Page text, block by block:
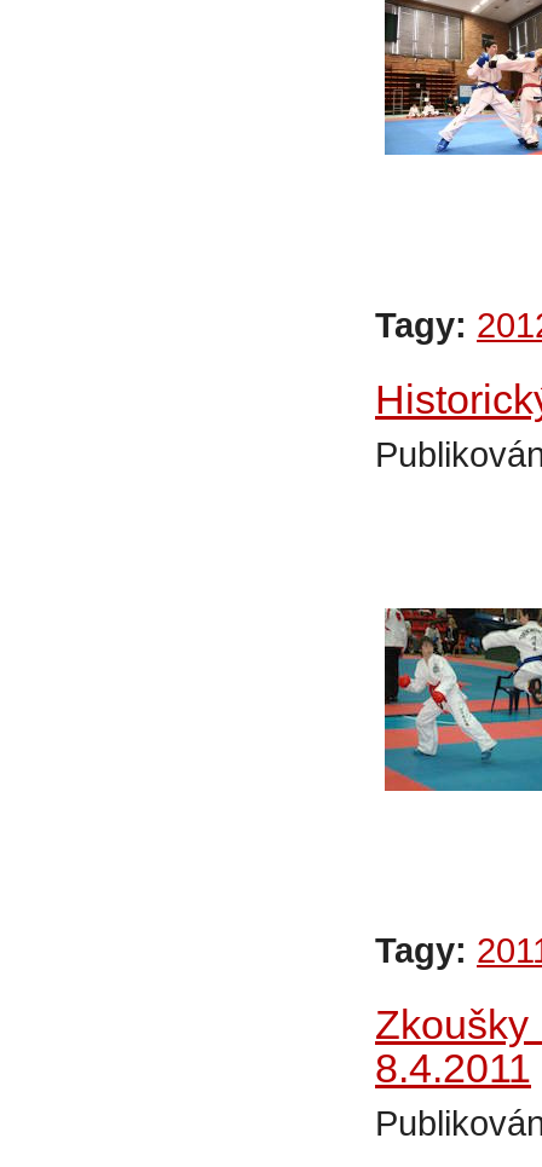
Tagy:
Tagy:
Zkoušky
8.4.2011